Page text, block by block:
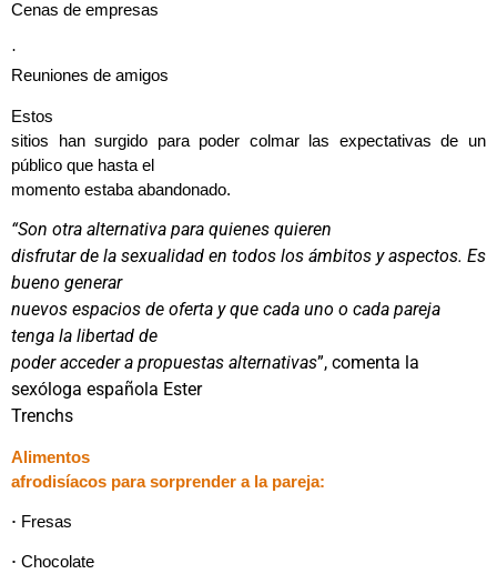
Cenas de empresas
·
Reuniones de amigos
Estos
sitios han surgido para poder colmar las expectativas de un
público que hasta el
momento estaba abandonado.
“Son otra alternativa para quienes quieren
disfrutar de la sexualidad en todos los ámbitos y aspectos. Es
bueno generar
nuevos espacios de oferta y que cada uno o cada pareja
tenga la libertad de
poder acceder a propuestas alternativas”, comenta la
sexóloga española Ester
Trenchs
Alimentos
afrodisíacos para sorprender a la pareja:
· Fresas
· Chocolate